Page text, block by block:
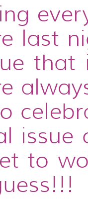
last
that
to